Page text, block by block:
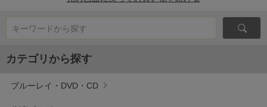
キーワードから探す
カテゴリから探す
ブルーレイ・DVD・CD